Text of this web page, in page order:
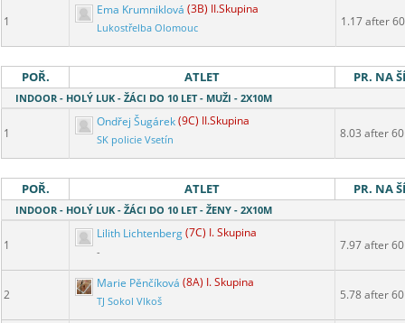
1
Ema Krumniklová (3B) II.Skupina
Lukostřelba Olomouc 1.17 after 60
POŘ. ATLET PR. NA
INDOOR - HOLÝ LUK - ŽÁCI DO 10 LET - MUŽI - 2X10M
1
Ondřej Šugárek(9C) II.Skupina
SK policie Vsetín 8.03 after 60
POŘ. ATLET PR. NA
INDOOR - HOLÝ LUK - ŽÁCI DO 10 LET - ŽENY - 2X10M
1
Lilith Lichtenberg(7C) I. Skupina
- 7.97 after 60
2
Marie Pěnčíková (8A) I. Skupina
TJ Sokol Vlkoš 5.78 after 60